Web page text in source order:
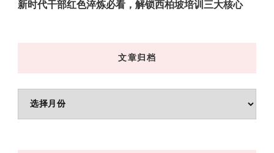
新时代干部红色淬炼必看，解锁西柏坡培训三大核心
文章归档
章